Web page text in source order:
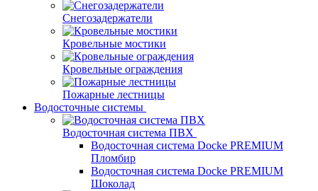
Снегозадержатели
Кровельные мостики
Кровельные ограждения
Пожарные лестницы
Водосточные системы
Водосточная система ПВХ
Водосточная система Docke PREMIUM
Пломбир
Водосточная система Docke PREMIUM
Шоколад